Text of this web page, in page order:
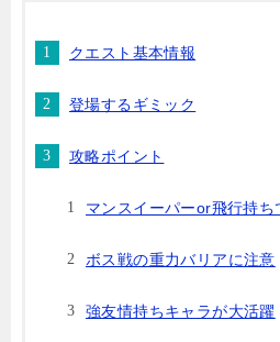
クエスト基本情報
登場するギミック
攻略ポイント
マンスイーパーor飛行持ち
ボス戦の重力バリアに注意
強友情持ちキャラが大活躍